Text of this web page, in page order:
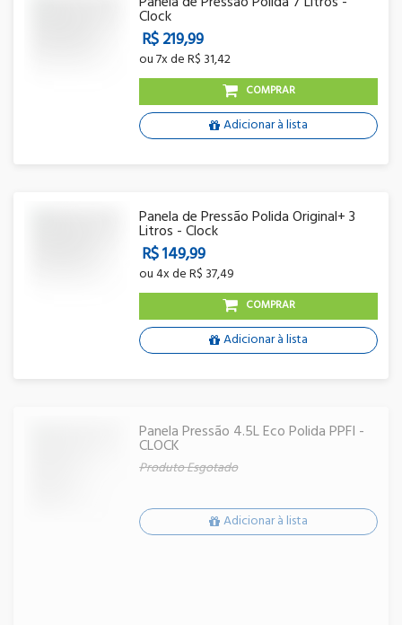
Clock
R$ 219,99
ou7xdeR$ 31,42
COMPRAR
Adicionar à lista
Panela de Pressão Polida Original+ 3
Litros - Clock
R$ 149,99
ou4xdeR$ 37,49
COMPRAR
Adicionar à lista
Panela Pressão 4.5L Eco Polida PPFI -
CLOCK
Produto Esgotado
Adicionar à lista